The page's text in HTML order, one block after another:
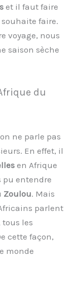
et il faut faire
faire.
voyage, nous
saison sèche
du
ne parle pas
En effet, il
en Afrique
pu entendre
Zoulou. Mais
parlent
tous les
cette façon,
monde